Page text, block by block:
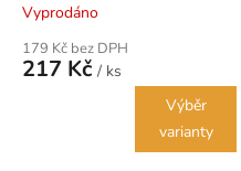
Vyprodáno
179 Kč bez DPH
217 Kč / ks
Výběr
varianty